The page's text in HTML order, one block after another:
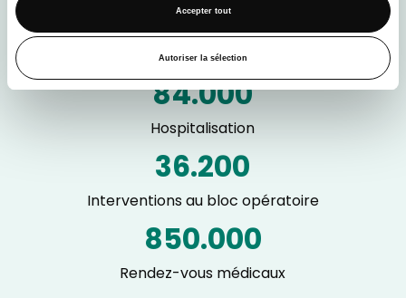
Accepter tout
Autoriser la sélection
605.300
Passages en polyclinique
84.000
Hospitalisation
36.200
Interventions au bloc opératoire
850.000
Rendez-vous médicaux